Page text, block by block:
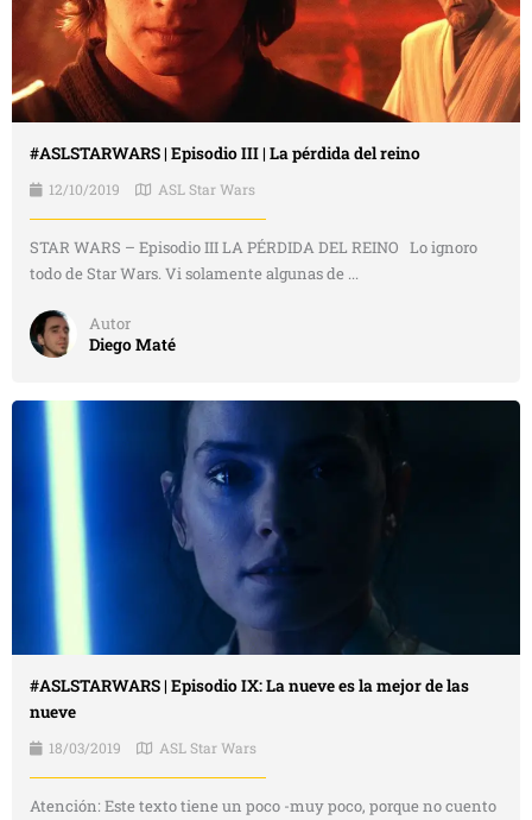
#ASLSTARWARS | Episodio III | La pérdida del reino
12/10/2019 ASL Star Wars
STAR WARS – Episodio III LA PÉRDIDA DEL REINO Lo ignoro
todo de Star Wars. Vi solamente algunas de ...
Autor
Diego Maté
#ASLSTARWARS | Episodio IX: La nueve es la mejor de las
nueve
18/03/2019 ASL Star Wars
Atención: Este texto tiene un poco -muy poco, porque no cuento